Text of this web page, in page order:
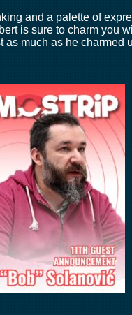
and a palette of
is sure to charm you
as much as he charmed